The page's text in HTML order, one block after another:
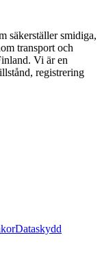
säkerställer smidiga,
transport och
Vi är en
registrering
Dataskydd